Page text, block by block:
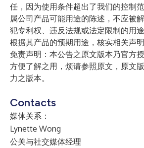
任，因为使用条件超出了我们的控制
属公司产品可能用途的陈述，不应被
犯专利权、违反法规或法定限制的用
根据其产品的预期用途，核实相关声
免责声明：本公告之原文版本乃官方
方便了解之用，烦请参照原文，原文
力之版本。
Contacts
媒体关系：
Lynette Wong
公关与社交媒体经理